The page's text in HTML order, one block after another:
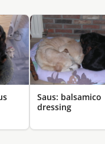
Saus: balsamico
dressing